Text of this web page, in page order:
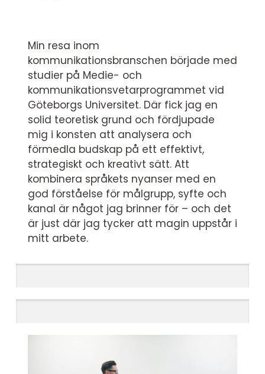
Min resa inom
kommunikationsbranschen började med
studier på Medie- och
kommunikationsvetarprogrammet vid
Göteborgs Universitet. Där fick jag en
solid teoretisk grund och fördjupade
mig i konsten att analysera och
förmedla budskap på ett effektivt,
strategiskt och kreativt sätt. Att
kombinera språkets nyanser med en
god förståelse för målgrupp, syfte och
kanal är något jag brinner för – och det
är just där jag tycker att magin uppstår i
mitt arbete.